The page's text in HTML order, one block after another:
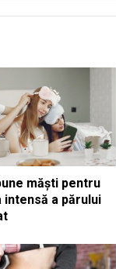
măști pentru
intensă a părului